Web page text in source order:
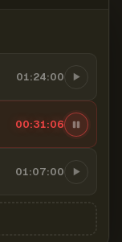
01:24:00
00:31:06
01:07:00